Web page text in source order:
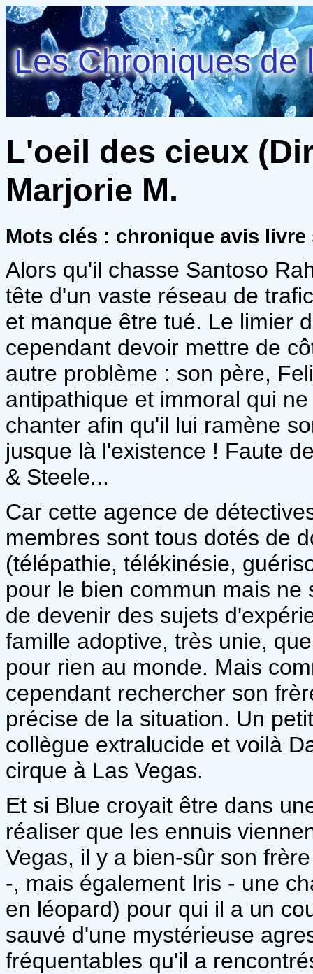
Les Chroniques de
L'oeil des cieux
Marjorie M.
Mots clés : chronique avis
Alors qu'il chasse Santoso
tête d'un vaste réseau de
et manque être tué. Le limier
cependant devoir mettre de
autre problème : son père,
antipathique et immoral qui
chanter afin qu'il lui ramène
jusque là l'existence ! Faute
& Steele...
Car cette agence de
membres sont tous dotés de
(télépathie, télékinésie,
pour le bien commun mais
de devenir des sujets
famille adoptive, très unie,
pour rien au monde. Mais
cependant rechercher son
précise de la situation. Un
collègue extralucide et voilà
cirque à Las Vegas.
Et si Blue croyait être dans
réaliser que les ennuis
Vegas, il y a bien-sûr son
-, mais également Iris - une
en léopard) pour qui il a un
sauvé d'une mystérieuse
fréquentables qu'il a